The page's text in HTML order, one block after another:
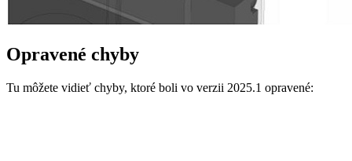
Opravené chyby
Tu môžete vidieť chyby, ktoré boli vo verzii 2025.1 opravené: